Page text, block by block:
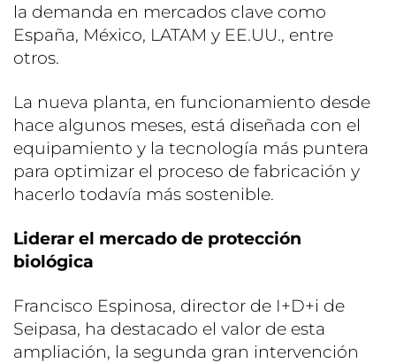
la demanda en mercados clave como
España, México, LATAM y EE.UU., entre
otros.
La nueva planta, en funcionamiento desde
hace algunos meses, está diseñada con el
equipamiento y la tecnología más puntera
para optimizar el proceso de fabricación y
hacerlo todavía más sostenible.
Liderar el mercado de protección
biológica
Francisco Espinosa, director de I+D+i de
Seipasa, ha destacado el valor de esta
ampliación, la segunda gran intervención